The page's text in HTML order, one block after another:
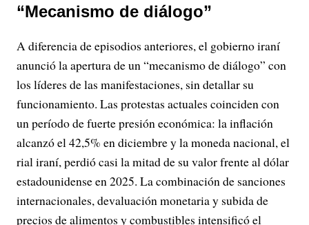
“Mecanismo de diálogo”
A diferencia de episodios anteriores, el gobierno iraní
anunció la apertura de un “mecanismo de diálogo” con
los líderes de las manifestaciones, sin detallar su
funcionamiento. Las protestas actuales coinciden con
un período de fuerte presión económica: la inflación
alcanzó el 42,5% en diciembre y la moneda nacional, el
rial iraní, perdió casi la mitad de su valor frente al dólar
estadounidense en 2025. La combinación de sanciones
internacionales, devaluación monetaria y subida de
precios de alimentos y combustibles intensificó el